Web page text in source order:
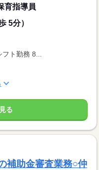
育指導員
5分）
ト勤務 8...
る
助金審査業務○仲